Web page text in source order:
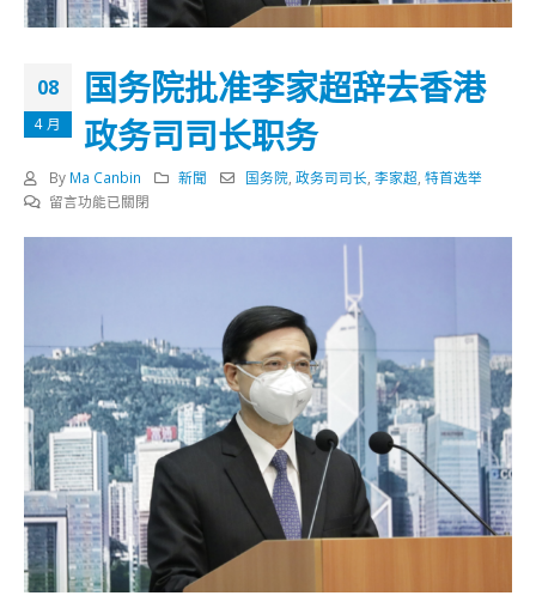
08
4 月
国务院批准李家超辞去香港
政务司司长职务
By Ma Canbin 新聞 国务院 ,政务司司长 ,李家超 ,特首选举
在
李
家
超
辞
去
香
港
政
务
司
留言功能已關閉